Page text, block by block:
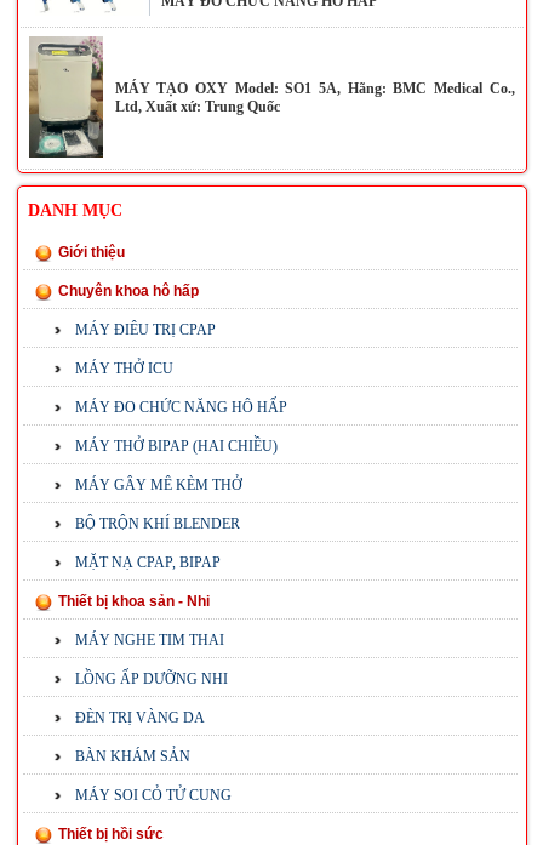
MÁY TẠO OXY Model: SO1 5A, Hãng: BMC Medical Co.,
Ltd, Xuất xứ: Trung Quốc
DANH MỤC
Giới thiệu
Chuyên khoa hô hấp
MÁY ĐIÊU TRỊ CPAP
MÁY THỞ ICU
MÁY ĐO CHỨC NĂNG HÔ HẤP
MÁY THỞ BIPAP (HAI CHIỀU)
MÁY GÂY MÊ KÈM THỞ
BỘ TRỘN KHÍ BLENDER
MẶT NẠ CPAP, BIPAP
Thiết bị khoa sản - Nhi
MÁY NGHE TIM THAI
LỒNG ẤP DƯỠNG NHI
ĐÈN TRỊ VÀNG DA
BÀN KHÁM SẢN
MÁY SOI CỎ TỬ CUNG
Thiết bị hồi sức